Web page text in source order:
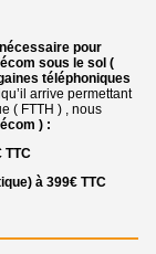
pour
sous le sol (
téléphoniques
arrive permettant
( FTTH ) , nous
) :
TTC
à 399€ TTC